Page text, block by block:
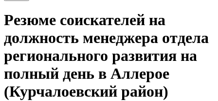
Резюме соискателей на
должность менеджера отдела
регионального развития на
полный день в Аллерое
(Курчалоевский район)